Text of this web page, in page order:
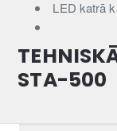
LED katrā
STA-500